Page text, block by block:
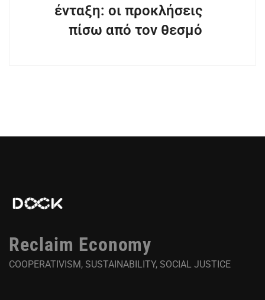
ένταξη: οι προκλήσεις
πίσω από τον θεσμό
Reclaim Economy
COOPERATIVISM, SUSTAINABILITY, SOCIAL JUSTICE